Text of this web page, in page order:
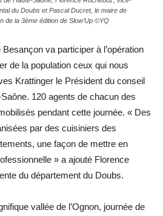
du Doubs et Pascal Ducret, le maire de
de la 3ème édition de Slow’Up ©YQ
va participer à l’opération
de la population ceux qui nous
Krattinger le Président du conseil
120 agents de chacun des
pendant cette journée. « Des
par des cuisiniers des
une façon de mettre en
» a ajouté Florence
du département du Doubs.
vallée de l’Ognon, journée de